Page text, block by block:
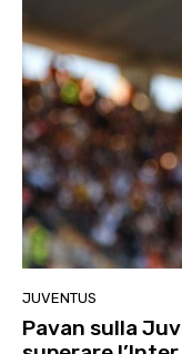
JUVENTUS
Pavan sulla